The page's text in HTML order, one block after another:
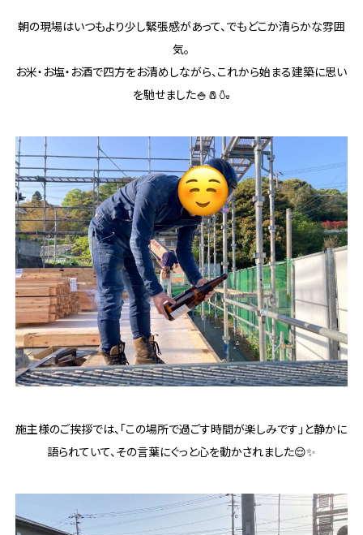
朝の現場はいつもより少し緊張感があって、でもどこか清らかな雰囲
気。
お米・お塩・お酒で四方をお清めしながら、これから始まる建築に思い
を馳せました🍚🧂🍶
施主様のご挨拶では、「この場所で過ごす時間が楽しみです」と静かに
語られていて、その言葉にぐっと心を動かされました😌✨